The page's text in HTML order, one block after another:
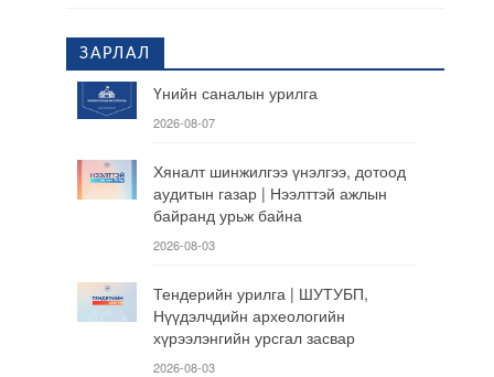
ЗАРЛАЛ
Үнийн саналын урилга
2026-08-07
Хяналт шинжилгээ үнэлгээ, дотоод
аудитын газар | Нээлттэй ажлын
байранд урьж байна
2026-08-03
Тендерийн урилга | ШУТУБП,
Нүүдэлчдийн археологийн
хүрээлэнгийн урсгал засвар
2026-08-03